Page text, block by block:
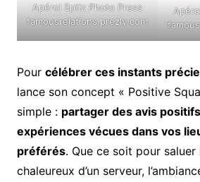
Apérol Sptiz Photo Press
famousrelations.prezly.com
Pour célébrer ces instants
lance son concept « Positive
simple : partager des avis
expériences vécues dans vos
préférés. Que ce soit pour saluer
chaleureux d’un serveur,